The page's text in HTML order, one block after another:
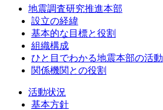
地震調査研究推進本部
設立の経緯
基本的な目標と役割
組織構成
ひと目でわかる地震本部の活動
関係機関との役割
活動状況
基本方針